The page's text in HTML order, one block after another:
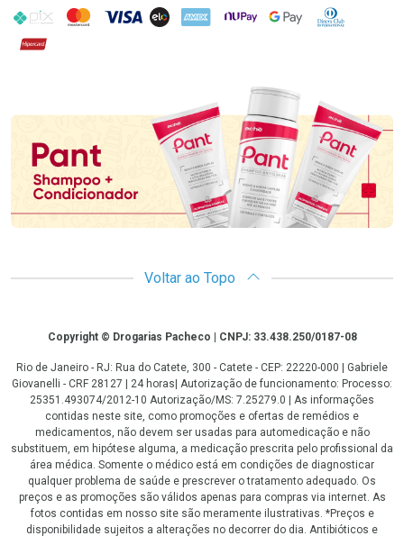
PIX MasterCard
VISA ELO AMEX NuPay Google PayDiners Club
Hipercard
Promoção em Destaque
Voltar ao Topo
CopyrightCopyright © Drogarias Pacheco | CNPJ: 33.438.250/0187-08
Rio de Janeiro - RJ: Rua do Catete, 300 - Catete - CEP: 22220-000 | Gabriele
Giovanelli - CRF 28127 | 24 horas| Autorização de funcionamento: Processo:
25351.493074/2012-10 Autorização/MS: 7.25279.0 | As informações
contidas neste site, como promoções e ofertas de remédios e
medicamentos, não devem ser usadas para automedicação e não
substituem, em hipótese alguma, a medicação prescrita pelo profissional da
área médica. Somente o médico está em condições de diagnosticar
qualquer problema de saúde e prescrever o tratamento adequado. Os
preços e as promoções são válidos apenas para compras via internet. As
fotos contidas em nosso site são meramente ilustrativas. *Preços e
disponibilidade sujeitos a alterações no decorrer do dia. Antibióticos e